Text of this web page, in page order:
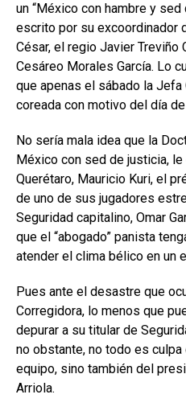
un “México con hambre y
escrito por su excoordinador
César, el regio Javier Treviño
Cesáreo Morales García. Lo
que apenas el sábado la Jefa
coreada con motivo del día
No sería mala idea que la
México con sed de justicia,
Querétaro, Mauricio Kuri, el
de uno de sus jugadores
Seguridad capitalino, Omar
que el “abogado” panista
atender el clima bélico en un
Pues ante el desastre que
Corregidora, lo menos que
depurar a su titular de
no obstante, no todo es
equipo, sino también del
Arriola.